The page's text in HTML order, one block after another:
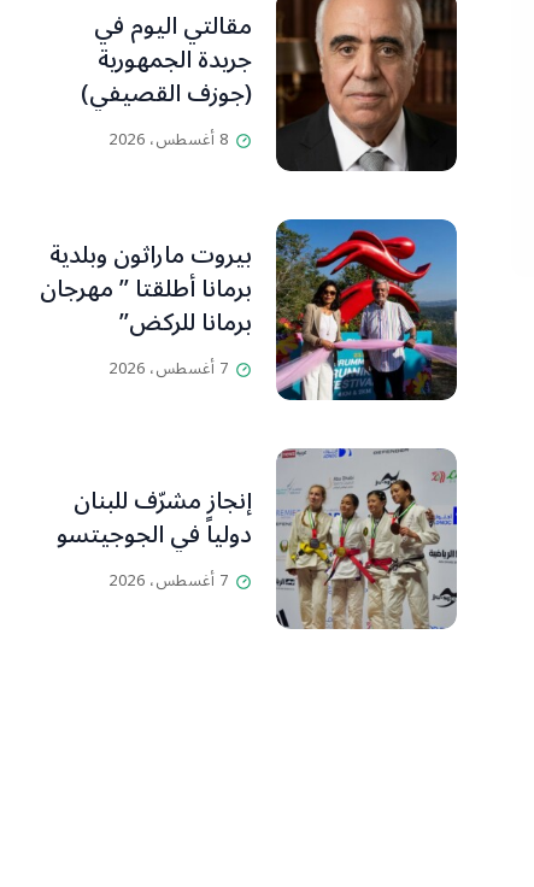
مقالتي اليوم في
جريدة الجمهورية
(جوزف القصيفي)
8 أغسطس، 2026
بيروت ماراثون وبلدية
برمانا أطلقتا ” مهرجان
برمانا للركض”
7 أغسطس، 2026
إنجاز مشرّف للبنان
دولياً في الجوجيتسو
7 أغسطس، 2026